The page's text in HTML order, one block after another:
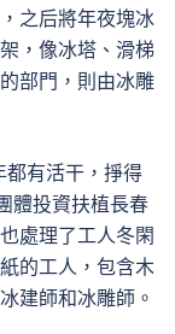
之后將年夜塊冰
，像冰塔、滑梯
部門，則由冰雕
都有活干，掙得
體投資扶植長春
處理了工人冬閑
的工人，包含木
建師和冰雕師。